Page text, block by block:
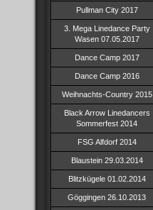
Pullman City 2017
3. Mega Linedance Party
Wasen 07.05.2017
Dance Camp 2017
Dance Camp 2016
Weihnachts-Country 2015
Black Arrow Linedancers
Sommerfest 2014
FSG Alfdorf 2014
Blaustein 29.03.2014
Blitzkügele 01.02.2014
Göggingen 26.10.2013